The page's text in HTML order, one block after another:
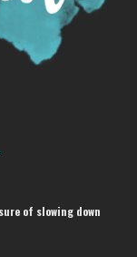
of slowing down